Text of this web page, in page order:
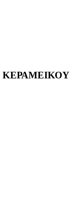
ΚΕΡΑΜΕΙΚΟΥ